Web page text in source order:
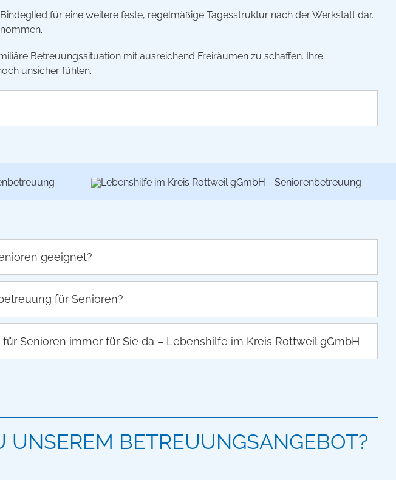
für eine weitere feste, regelmäßige Tagesstruktur nach der Werkstatt dar.
Betreuungssituation mit ausreichend Freiräumen zu schaffen. Ihre
unsicher fühlen.
geeignet?
für Senioren?
Senioren immer für Sie da – Lebenshilfe im Kreis Rottweil gGmbH
UNSEREM BETREUUNGSANGEBOT?